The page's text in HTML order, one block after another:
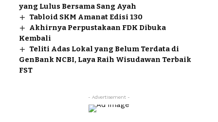
yang Lulus Bersama Sang Ayah
Tabloid SKM Amanat Edisi 130
Akhirnya Perpustakaan FDK Dibuka
Kembali
Teliti Adas Lokal yang Belum Terdata di
GenBank NCBI, Laya Raih Wisudawan Terbaik
FST
- Advertisement -